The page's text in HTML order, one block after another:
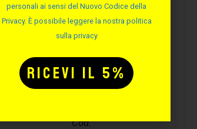
SOLUZIONE SALINA
– 50ML
Cod.
personali ai sensi del Nuovo Codice della
Privacy. È possibile leggere la nostra politica
sulla privacy